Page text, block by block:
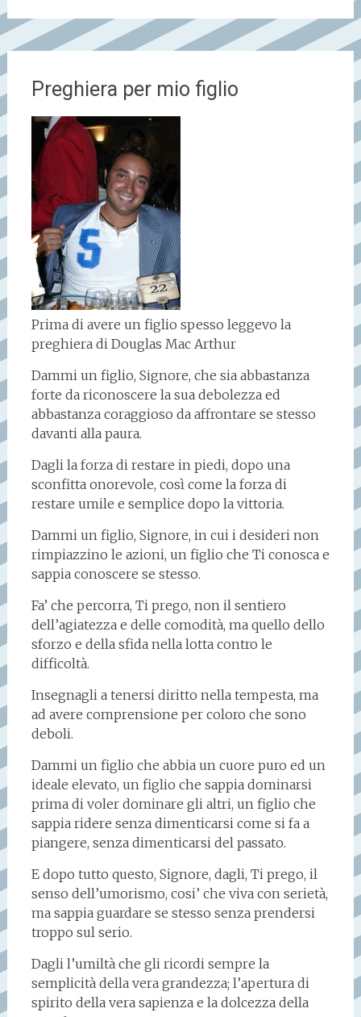
Preghiera per mio figlio
Prima di avere un figlio spesso leggevo la
preghiera di Douglas Mac Arthur
Dammi un figlio, Signore, che sia abbastanza
forte da riconoscere la sua debolezza ed
abbastanza coraggioso da affrontare se stesso
davanti alla paura.
Dagli la forza di restare in piedi, dopo una
sconfitta onorevole, così come la forza di
restare umile e semplice dopo la vittoria.
Dammi un figlio, Signore, in cui i desideri non
rimpiazzino le azioni, un figlio che Ti conosca e
sappia conoscere se stesso.
Fa’ che percorra, Ti prego, non il sentiero
dell’agiatezza e delle comodità, ma quello dello
sforzo e della sfida nella lotta contro le
difficoltà.
Insegnagli a tenersi diritto nella tempesta, ma
ad avere comprensione per coloro che sono
deboli.
Dammi un figlio che abbia un cuore puro ed un
ideale elevato, un figlio che sappia dominarsi
prima di voler dominare gli altri, un figlio che
sappia ridere senza dimenticarsi come si fa a
piangere, senza dimenticarsi del passato.
E dopo tutto questo, Signore, dagli, Ti prego, il
senso dell’umorismo, cosi’ che viva con serietà,
ma sappia guardare se stesso senza prendersi
troppo sul serio.
Dagli l’umiltà che gli ricordi sempre la
semplicità della vera grandezza; l’apertura di
spirito della vera sapienza e la dolcezza della